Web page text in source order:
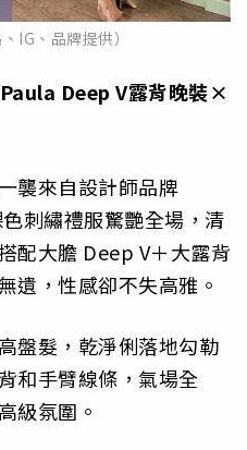
IG、品牌提供）
Deep V露背晚裝×
襲來自設計師品牌
刺繡禮服驚艷全場，清
配大膽 Deep V＋大露背
遺，性感卻不失高雅。
盤髮，乾淨俐落地勾勒
和手臂線條，氣場全
級氛圍。